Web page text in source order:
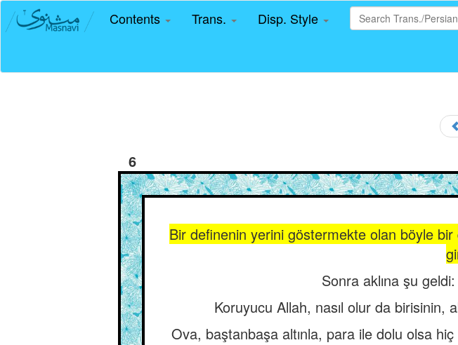
Contents Trans. Disp. Style
6
Bir definenin yerini göstermekte olan böyle bir
Sonra aklına şu
Koruyucu Allah, nasıl olur da birisinin,
Ova, baştanbaşa altınla, para ile dolu olsa